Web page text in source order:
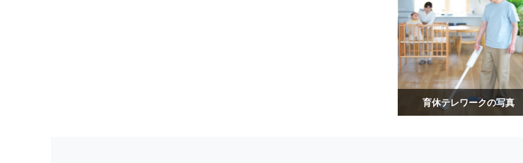
育休テレワークの写真